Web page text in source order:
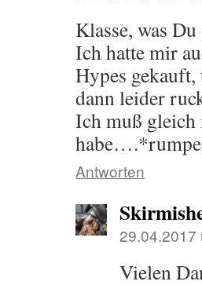
Klasse, was
Ich hatte mir
Hypes
dann leider
Ich muß gleich
Antworten
29.04.2017
Vielen